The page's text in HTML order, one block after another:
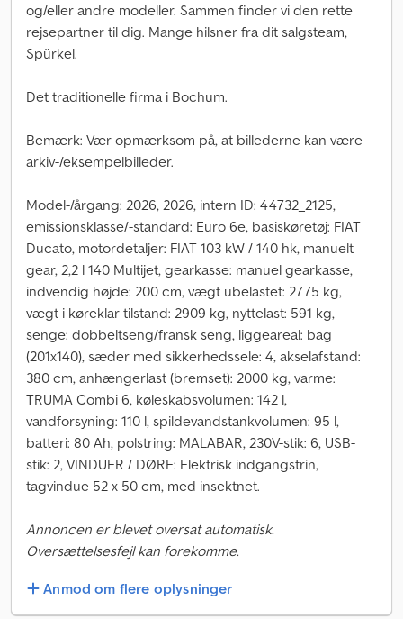
og/eller andre modeller. Sammen finder vi den rette
rejsepartner til dig. Mange hilsner fra dit salgsteam,
Spürkel.
Det traditionelle firma i Bochum.
Bemærk: Vær opmærksom på, at billederne kan være
arkiv-/eksempelbilleder.
Model-/årgang: 2026, 2026, intern ID: 44732_2125,
emissionsklasse/-standard: Euro 6e, basiskøretøj: FIAT
Ducato, motordetaljer: FIAT 103 kW / 140 hk, manuelt
gear, 2,2 l 140 Multijet, gearkasse: manuel gearkasse,
indvendig højde: 200 cm, vægt ubelastet: 2775 kg,
vægt i køreklar tilstand: 2909 kg, nyttelast: 591 kg,
senge: dobbeltseng/fransk seng, liggeareal: bag
(201x140), sæder med sikkerhedssele: 4, akselafstand:
380 cm, anhængerlast (bremset): 2000 kg, varme:
TRUMA Combi 6, køleskabsvolumen: 142 l,
vandforsyning: 110 l, spildevandstankvolumen: 95 l,
batteri: 80 Ah, polstring: MALABAR, 230V-stik: 6, USB-
stik: 2, VINDUER / DØRE: Elektrisk indgangstrin,
tagvindue 52 x 50 cm, med insektnet.
Annoncen er blevet oversat automatisk.
Oversættelsesfejl kan forekomme.
Anmod om flere oplysninger